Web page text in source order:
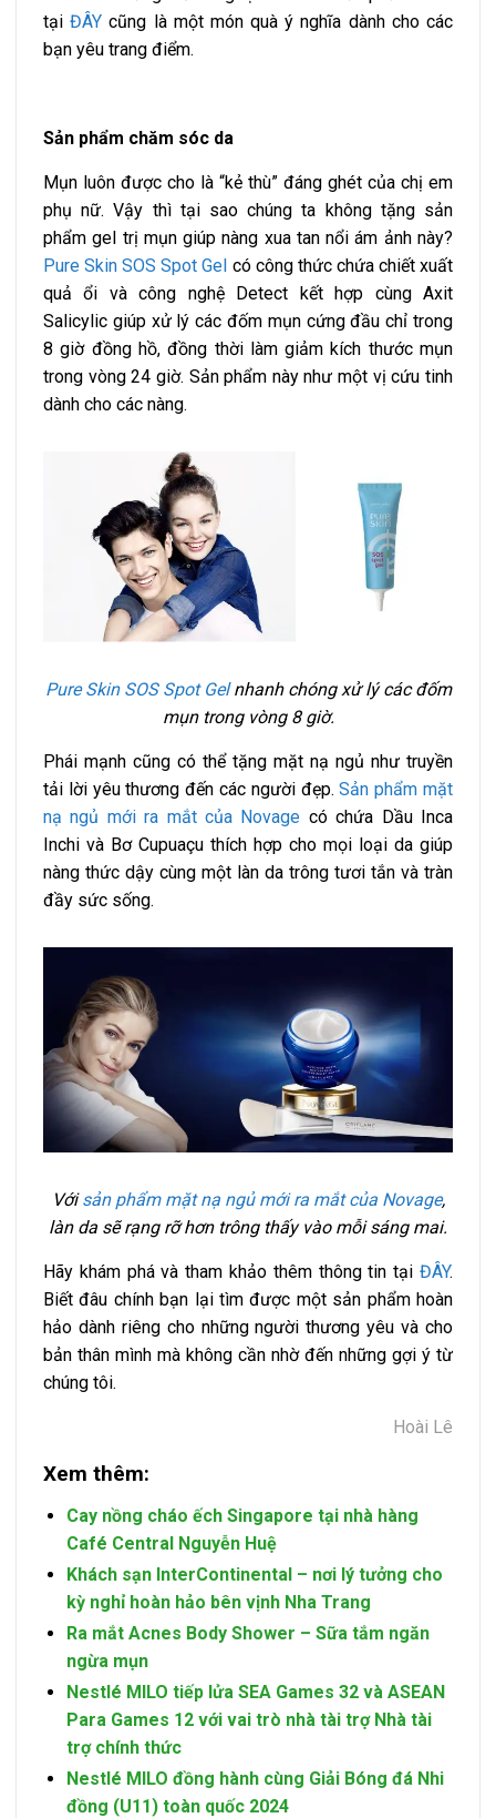
tạiĐÂY cũng là một món quà ý nghĩa dành cho các
bạn yêu trang điểm.
Sản phẩm chăm sóc da
Mụn luôn được cho là “kẻ thù” đáng ghét của chị em
phụ nữ. Vậy thì tại sao chúng ta không tặng sản
phẩm gel trị mụn giúp nàng xua tan nổi ám ảnh này?
Pure Skin SOS Spot Gel có công thức chứa chiết xuất
quả ổi và công nghệ Detect kết hợp cùng Axit
Salicylic giúp xử lý các đốm mụn cứng đầu chỉ trong
8 giờ đồng hồ, đồng thời làm giảm kích thước mụn
trong vòng 24 giờ. Sản phẩm này như một vị cứu tinh
dành cho các nàng.
Pure Skin SOS Spot Gelnhanh chóng xử lý các đốm
mụn trong vòng 8 giờ.
Phái mạnh cũng có thể tặng mặt nạ ngủ như truyền
tải lời yêu thương đến các người đẹp.Sản phẩm mặt
nạ ngủ mới ra mắt của Novage có chứa Dầu Inca
Inchi và Bơ Cupuaçu thích hợp cho mọi loại da giúp
nàng thức dậy cùng một làn da trông tươi tắn và tràn
đầy sức sống.
Vớisản phẩm mặt nạ ngủ mới ra mắt của Novage,
làn da sẽ rạng rỡ hơn trông thấy vào mỗi sáng mai.
Hãy khám phá và tham khảo thêm thông tin tại ĐÂY.
Biết đâu chính bạn lại tìm được một sản phẩm hoàn
hảo dành riêng cho những người thương yêu và cho
bản thân mình mà không cần nhờ đến những gợi ý từ
chúng tôi.
Hoài Lê
Xem thêm:
Cay nồng cháo ếch Singapore tại nhà hàng
Café Central Nguyễn Huệ
Khách sạn InterContinental – nơi lý tưởng cho
kỳ nghỉ hoàn hảo bên vịnh Nha Trang
Ra mắt Acnes Body Shower – Sữa tắm ngăn
ngừa mụn
Nestlé MILO tiếp lửa SEA Games 32 và ASEAN
Para Games 12 với vai trò nhà tài trợ Nhà tài
trợ chính thức
Nestlé MILO đồng hành cùng Giải Bóng đá Nhi
đồng (U11) toàn quốc 2024